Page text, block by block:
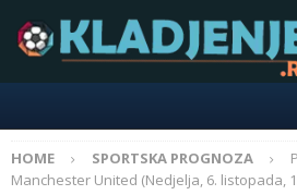
HOME SPORTSKA PROGNOZA
Manchester United (Nedjelja, 6. listopada,